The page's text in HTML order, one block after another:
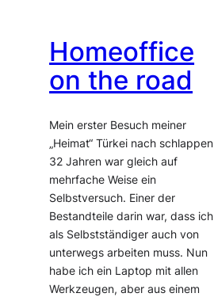
Homeoffice
on the road
Mein erster Besuch meiner
„Heimat“ Türkei nach schlappen
32 Jahren war gleich auf
mehrfache Weise ein
Selbstversuch. Einer der
Bestandteile darin war, dass ich
als Selbstständiger auch von
unterwegs arbeiten muss. Nun
habe ich ein Laptop mit allen
Werkzeugen, aber aus einem